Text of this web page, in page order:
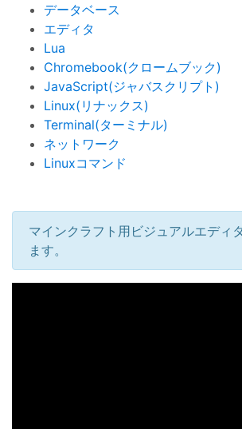
データベース
エディタ
Lua
Chromebook(クロームブック)
JavaScript(ジャバスクリプト)
Linux(リナックス)
Terminal(ターミナル)
ネットワーク
Linuxコマンド
マインクラフト用ビジュアルエディ
ます。